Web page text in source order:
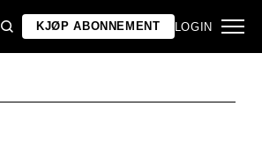
KJØP ABONNEMENT LOGIN